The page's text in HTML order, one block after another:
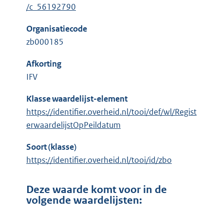
/c_56192790
Organisatiecode
zb000185
Afkorting
IFV
Klasse waardelijst-element
https://identifier.overheid.nl/tooi/def/wl/Regist
erwaardelijstOpPeildatum
Soort (klasse)
https://identifier.overheid.nl/tooi/id/zbo
Deze waarde komt voor in de
volgende waardelijsten: